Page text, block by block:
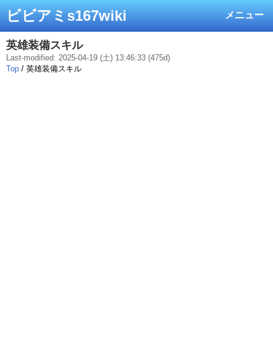
メニュー
ビビアミs167wiki
英雄装備スキル
Last-modified: 2025-04-19 (土) 13:46:33 (475d)
Top / 英雄装備スキル